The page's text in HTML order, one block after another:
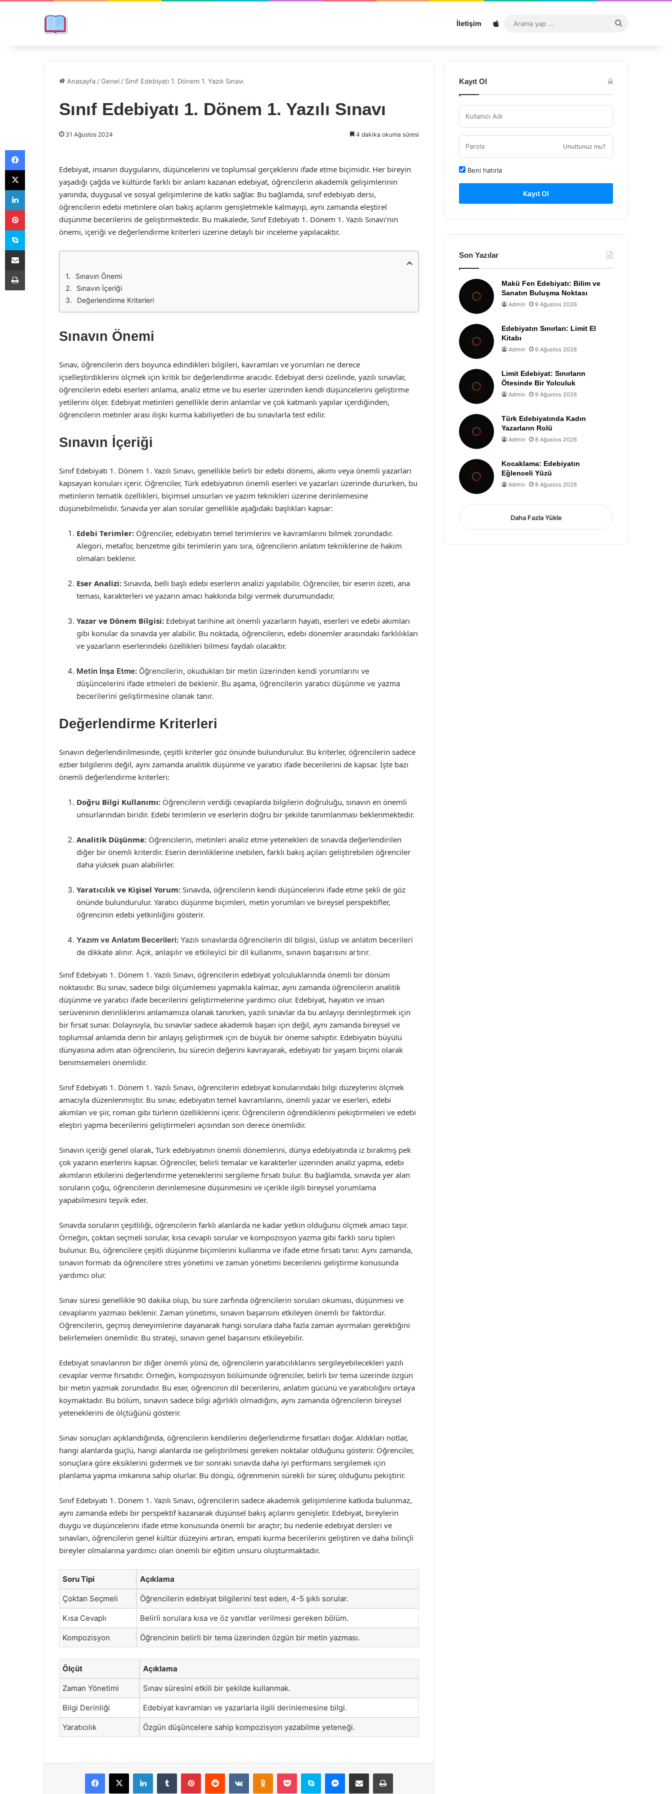
İletişim Sitemap
...
Anasayfa /Genel / Sınıf Edebiyatı 1. Dönem 1. Yazılı Sınavı
Sınıf Edebiyatı 1. Dönem 1. Yazılı Sınavı
31 Ağustos 2024 4 dakika okuma süresi
Edebiyat, insanın duygularını, düşüncelerini ve toplumsal gerçeklerini ifade etme biçimidir. Her bireyin
yaşadığı çağda ve kültürde farklı bir anlam kazanan edebiyat, öğrencilerin akademik gelişimlerinin
yanında, duygusal ve sosyal gelişimlerine de katkı sağlar. Bu bağlamda, sınıf edebiyatı dersi,
öğrencilerin edebi metinlere olan bakış açılarını genişletmekle kalmayıp, aynı zamanda eleştirel
düşünme becerilerini de geliştirmektedir. Bu makalede, Sınıf Edebiyatı 1. Dönem 1. Yazılı Sınavı’nın
önemi, içeriği ve değerlendirme kriterleri üzerine detaylı bir inceleme yapılacaktır.
Sınavın Önemi
Sınavın İçeriği
Değerlendirme Kriterleri
Sınavın Önemi
Sınav, öğrencilerin ders boyunca edindikleri bilgileri, kavramları ve yorumları ne derece
içselleştirdiklerini ölçmek için kritik bir değerlendirme aracıdır. Edebiyat dersi özelinde, yazılı sınavlar,
öğrencilerin edebi eserleri anlama, analiz etme ve bu eserler üzerinden kendi düşüncelerini geliştirme
yetilerini ölçer. Edebiyat metinleri genellikle derin anlamlar ve çok katmanlı yapılar içerdiğinden,
öğrencilerin metinler arası ilişki kurma kabiliyetleri de bu sınavlarla test edilir.
Sınavın İçeriği
Sınıf Edebiyatı 1. Dönem 1. Yazılı Sınavı, genellikle belirli bir edebi dönemi, akımı veya önemli yazarları
kapsayan konuları içerir. Öğrenciler, Türk edebiyatının önemli eserleri ve yazarları üzerinde dururken, bu
metinlerin tematik özellikleri, biçimsel unsurları ve yazım teknikleri üzerine derinlemesine
düşünebilmelidir. Sınavda yer alan sorular genellikle aşağıdaki başlıkları kapsar:
Edebi Terimler: Öğrenciler, edebiyatın temel terimlerini ve kavramlarını bilmek zorundadır.
Alegori, metafor, benzetme gibi terimlerin yanı sıra, öğrencilerin anlatım tekniklerine de hakim
olmaları beklenir.
Eser Analizi: Sınavda, belli başlı edebi eserlerin analizi yapılabilir. Öğrenciler, bir eserin özeti, ana
teması, karakterleri ve yazarın amacı hakkında bilgi vermek durumundadır.
Yazar ve Dönem Bilgisi: Edebiyat tarihine ait önemli yazarların hayatı, eserleri ve edebi akımları
gibi konular da sınavda yer alabilir. Bu noktada, öğrencilerin, edebi dönemler arasındaki farklılıkları
ve yazarların eserlerindeki özellikleri bilmesi faydalı olacaktır.
Metin İnşa Etme: Öğrencilerin, okudukları bir metin üzerinden kendi yorumlarını ve
düşüncelerini ifade etmeleri de beklenir. Bu aşama, öğrencilerin yaratıcı düşünme ve yazma
becerilerini geliştirmesine olanak tanır.
Değerlendirme Kriterleri
Sınavın değerlendirilmesinde, çeşitli kriterler göz önünde bulundurulur. Bu kriterler, öğrencilerin sadece
ezber bilgilerini değil, aynı zamanda analitik düşünme ve yaratıcı ifade becerilerini de kapsar. İşte bazı
önemli değerlendirme kriterleri:
Doğru Bilgi Kullanımı: Öğrencilerin verdiği cevaplarda bilgilerin doğruluğu, sınavın en önemli
unsurlarından biridir. Edebi terimlerin ve eserlerin doğru bir şekilde tanımlanması beklenmektedir.
Analitik Düşünme: Öğrencilerin, metinleri analiz etme yetenekleri de sınavda değerlendirilen
diğer bir önemli kriterdir. Eserin derinliklerine inebilen, farklı bakış açıları geliştirebilen öğrenciler
daha yüksek puan alabilirler.
Yaratıcılık ve Kişisel Yorum: Sınavda, öğrencilerin kendi düşüncelerini ifade etme şekli de göz
önünde bulundurulur. Yaratıcı düşünme biçimleri, metin yorumları ve bireysel perspektifler,
öğrencinin edebi yetkinliğini gösterir.
Yazım ve Anlatım Becerileri: Yazılı sınavlarda öğrencilerin dil bilgisi, üslup ve anlatım becerileri
de dikkate alınır. Açık, anlaşılır ve etkileyici bir dil kullanımı, sınavın başarısını artırır.
Sınıf Edebiyatı 1. Dönem 1. Yazılı Sınavı, öğrencilerin edebiyat yolculuklarında önemli bir dönüm
noktasıdır. Bu sınav, sadece bilgi ölçümlemesi yapmakla kalmaz, aynı zamanda öğrencilerin analitik
düşünme ve yaratıcı ifade becerilerini geliştirmelerine yardımcı olur. Edebiyat, hayatın ve insan
serüveninin derinliklerini anlamamıza olanak tanırken, yazılı sınavlar da bu anlayışı derinleştirmek için
bir fırsat sunar. Dolayısıyla, bu sınavlar sadece akademik başarı için değil, aynı zamanda bireysel ve
toplumsal anlamda derin bir anlayış geliştirmek için de büyük bir öneme sahiptir. Edebiyatın büyülü
dünyasına adım atan öğrencilerin, bu sürecin değerini kavrayarak, edebiyatı bir yaşam biçimi olarak
benimsemeleri önemlidir.
Sınıf Edebiyatı 1. Dönem 1. Yazılı Sınavı, öğrencilerin edebiyat konularındaki bilgi düzeylerini ölçmek
amacıyla düzenlenmiştir. Bu sınav, edebiyatın temel kavramlarını, önemli yazar ve eserleri, edebi
akımları ve şiir, roman gibi türlerin özelliklerini içerir. Öğrencilerin öğrendiklerini pekiştirmeleri ve edebi
eleştiri yapma becerilerini geliştirmeleri açısından son derece önemlidir.
Sınavın içeriği genel olarak, Türk edebiyatının önemli dönemlerini, dünya edebiyatında iz bırakmış pek
çok yazarın eserlerini kapsar. Öğrenciler, belirli temalar ve karakterler üzerinden analiz yapma, edebi
akımların etkilerini değerlendirme yeteneklerini sergileme fırsatı bulur. Bu bağlamda, sınavda yer alan
soruların çoğu, öğrencilerin derinlemesine düşünmesini ve içerikle ilgili bireysel yorumlama
yapabilmesini teşvik eder.
Sınavda soruların çeşitliliği, öğrencilerin farklı alanlarda ne kadar yetkin olduğunu ölçmek amacı taşır.
Örneğin, çoktan seçmeli sorular, kısa cevaplı sorular ve kompozisyon yazma gibi farklı soru tipleri
bulunur. Bu, öğrencilere çeşitli düşünme biçimlerini kullanma ve ifade etme fırsatı tanır. Aynı zamanda,
sınavın formatı da öğrencilere stres yönetimi ve zaman yönetimi becerilerini geliştirme konusunda
yardımcı olur.
Sınav süresi genellikle 90 dakika olup, bu süre zarfında öğrencilerin soruları okuması, düşünmesi ve
cevaplarını yazması beklenir. Zaman yönetimi, sınavın başarısını etkileyen önemli bir faktördür.
Öğrencilerin, geçmiş deneyimlerine dayanarak hangi sorulara daha fazla zaman ayırmaları gerektiğini
belirlemeleri önemlidir. Bu strateji, sınavın genel başarısını etkileyebilir.
Edebiyat sınavlarının bir diğer önemli yönü de, öğrencilerin yaratıcılıklarını sergileyebilecekleri yazılı
cevaplar verme fırsatıdır. Örneğin, kompozisyon bölümünde öğrenciler, belirli bir tema üzerinde özgün
bir metin yazmak zorundadır. Bu eser, öğrencinin dil becerilerini, anlatım gücünü ve yaratıcılığını ortaya
koymaktadır. Bu bölüm, sınavın sadece bilgi ağırlıklı olmadığını, aynı zamanda öğrencilerin bireysel
yeteneklerini de ölçtüğünü gösterir.
Sınav sonuçları açıklandığında, öğrencilerin kendilerini değerlendirme fırsatları doğar. Aldıkları notlar,
hangi alanlarda güçlü, hangi alanlarda ise geliştirilmesi gereken noktalar olduğunu gösterir. Öğrenciler,
sonuçlara göre eksiklerini gidermek ve bir sonraki sınavda daha iyi performans sergilemek için
planlama yapma imkanına sahip olurlar. Bu döngü, öğrenmenin sürekli bir süreç olduğunu pekiştirir.
Sınıf Edebiyatı 1. Dönem 1. Yazılı Sınavı, öğrencilerin sadece akademik gelişimlerine katkıda bulunmaz,
aynı zamanda edebi bir perspektif kazanarak düşünsel bakış açılarını genişletir. Edebiyat, bireylerin
duygu ve düşüncelerini ifade etme konusunda önemli bir araçtır; bu nedenle edebiyat dersleri ve
sınavları, öğrencilerin genel kültür düzeyini artıran, empati kurma becerilerini geliştiren ve daha bilinçli
bireyler olmalarına yardımcı olan önemli bir eğitim unsuru oluşturmaktadır.
Soru Tipi Açıklama
Çoktan Seçmeli Öğrencilerin edebiyat bilgilerini test eden, 4-5 şıklı sorular.
Kısa Cevaplı Belirli sorulara kısa ve öz yanıtlar verilmesi gereken bölüm.
Kompozisyon Öğrencinin belirli bir tema üzerinden özgün bir metin yazması.
Ölçüt Açıklama
Zaman Yönetimi Sınav süresini etkili bir şekilde kullanmak.
Bilgi Derinliği Edebiyat kavramları ve yazarlarla ilgili derinlemesine bilgi.
Yaratıcılık Özgün düşüncelere sahip kompozisyon yazabilme yeteneği.
Facebook
X LinkedInTumblr PinterestReddit VKontakteOdnoklassniki
Pocket Skype Messenger
E-Posta ile paylaş Yazdır
Kayıt Ol
Unuttunuz mu?
Beni hatırla
Kayıt Ol
Son Yazılar
Makü Fen Edebiyatı: Bilim ve
Sanatın Buluşma Noktası
Admin 9 Ağustos 2026
Edebiyatın Sınırları: Limit El
Kitabı
Admin 9 Ağustos 2026
Limit Edebiyat: Sınırların
Ötesinde Bir Yolculuk
Admin 9 Ağustos 2026
Türk Edebiyatında Kadın
Yazarların Rolü
Admin 8 Ağustos 2026
Kocaklama: Edebiyatın
Eğlenceli Yüzü
Admin 8 Ağustos 2026
Daha Fazla Yükle
Facebook
X
LinkedIn
Pinterest
Skype
E-Posta ile paylaş